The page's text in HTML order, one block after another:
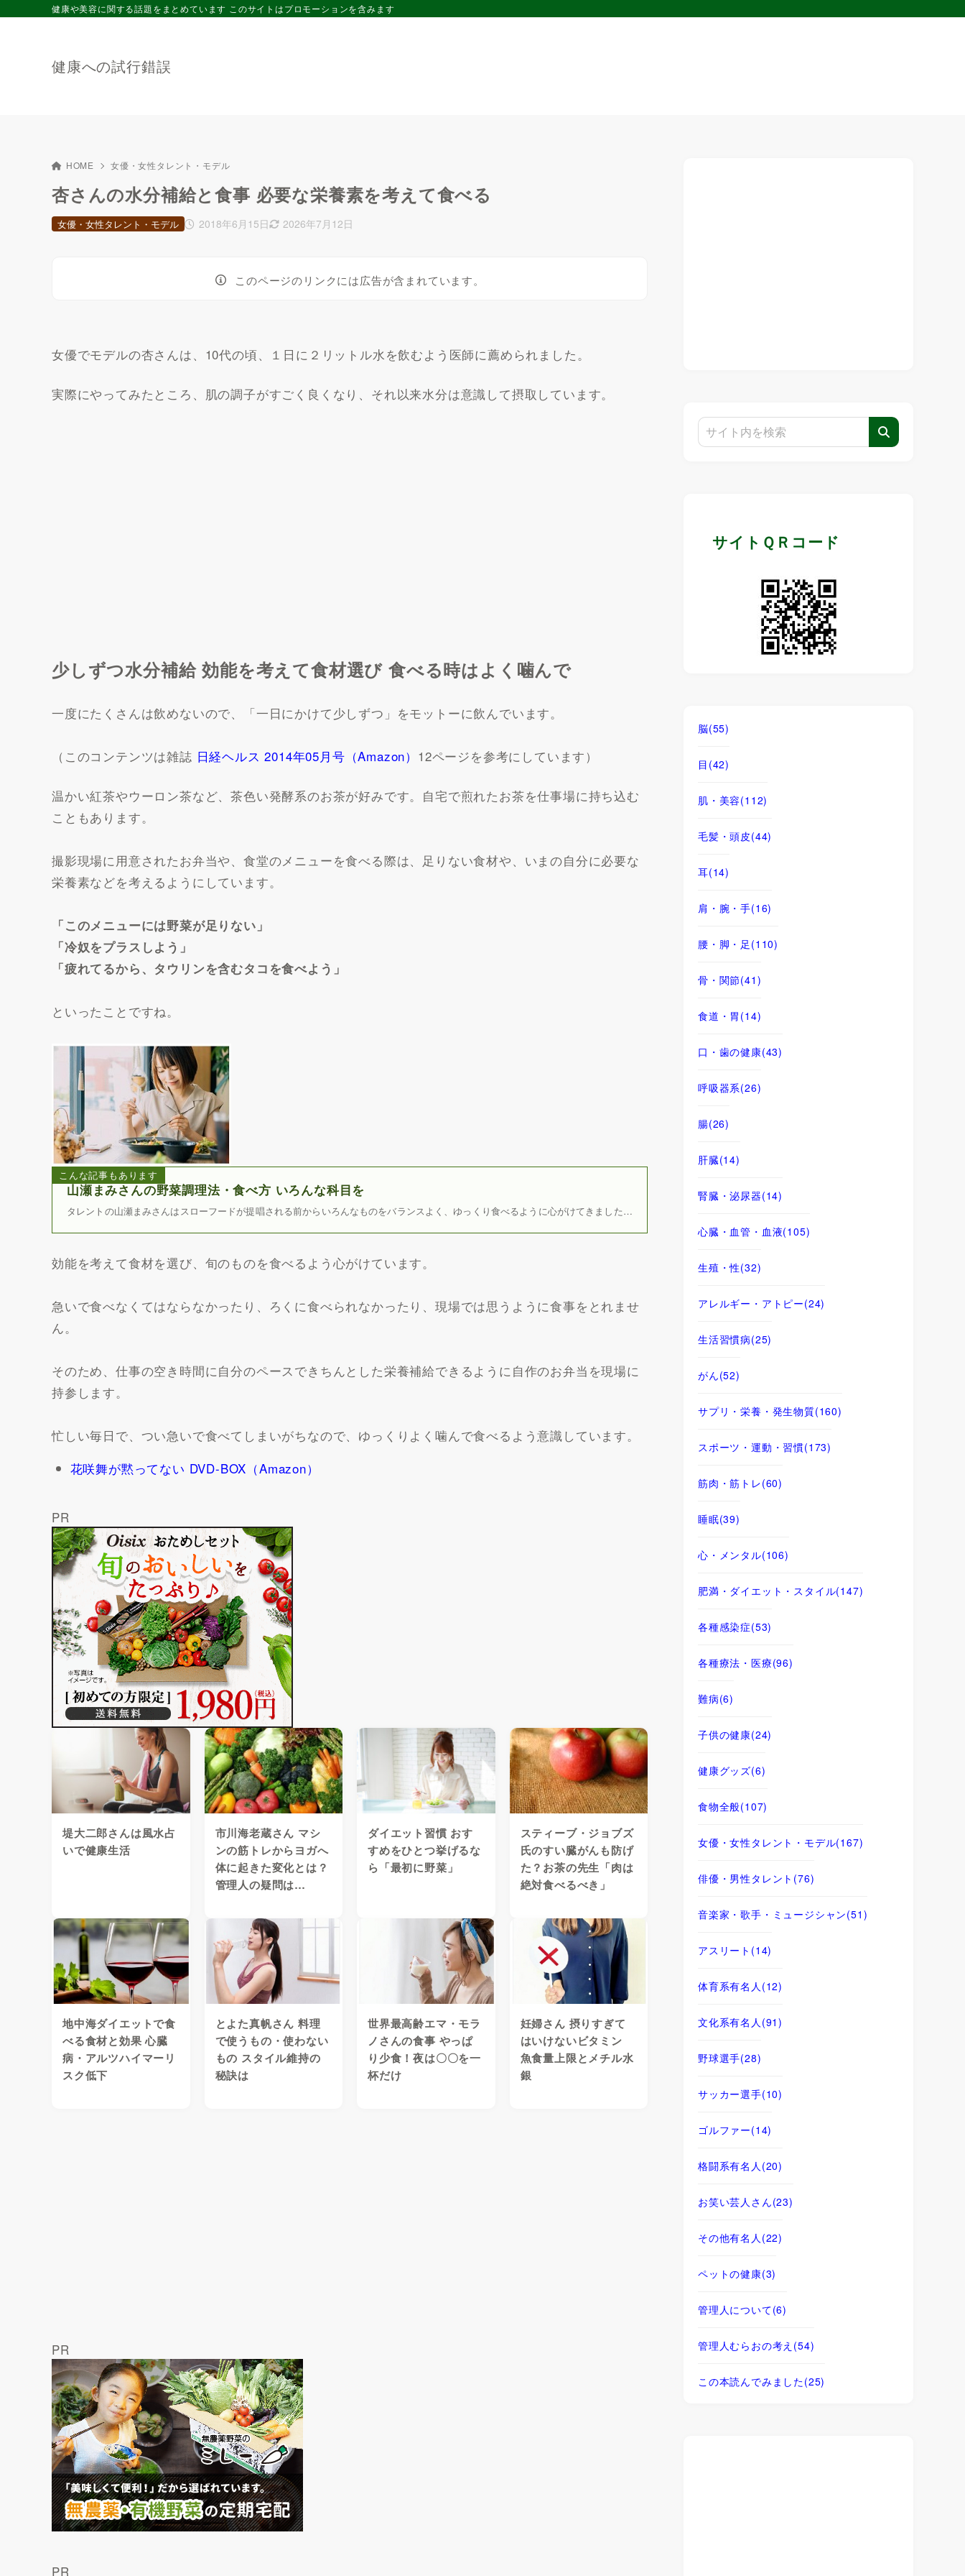
健康への試行錯誤
健康や美容に関する話題をまとめています このサイトはプロモーションを含みます
HOME 女優・女性タレント・モデル
杏さんの水分補給と食事 必要な栄養素を考えて食べる
2018年6月15日 2026年7月12日
女優・女性タレント・モデル
このページのリンクには広告が含まれています。
女優でモデルの杏さんは、10代の頃、１日に２リットル水を飲むよう医師に薦められました。
実際にやってみたところ、肌の調子がすごく良くなり、それ以来水分は意識して摂取しています。
少しずつ水分補給 効能を考えて食材選び 食べる時はよく噛んで
一度にたくさんは飲めないので、「一日にかけて少しずつ」をモットーに飲んでいます。
（このコンテンツは雑誌 日経ヘルス 2014年05月号（Amazon） 12ページを参考にしています）
温かい紅茶やウーロン茶など、茶色い発酵系のお茶が好みです。自宅で煎れたお茶を仕事場に持ち込む
こともあります。
撮影現場に用意されたお弁当や、食堂のメニューを食べる際は、足りない食材や、いまの自分に必要な
栄養素などを考えるようにしています。
「このメニューには野菜が足りない」
「冷奴をプラスしよう」
「疲れてるから、タウリンを含むタコを食べよう」
といったことですね。
こんな記事もあります
山瀬まみさんの野菜調理法・食べ方 いろんな科目を
タレントの山瀬まみさんはスローフードが提唱される前からいろんなものをバランスよく、ゆっくり食べるように心がけてきました…
効能を考えて食材を選び、旬のものを食べるよう心がけています。
急いで食べなくてはならなかったり、ろくに食べられなかったり、現場では思うように食事をとれませ
ん。
そのため、仕事の空き時間に自分のペースできちんとした栄養補給できるように自作のお弁当を現場に
持参します。
忙しい毎日で、つい急いで食べてしまいがちなので、ゆっくりよく噛んで食べるよう意識しています。
花咲舞が黙ってない DVD-BOX（Amazon）
PR
堤大二郎さんは風水占
いで健康生活
市川海老蔵さん マシ
ンの筋トレからヨガへ
体に起きた変化とは？
管理人の疑問は…
ダイエット習慣 おす
すめをひとつ挙げるな
ら「最初に野菜」
スティーブ・ジョブズ
氏のすい臓がんも防げ
た？お茶の先生「肉は
絶対食べるべき」
地中海ダイエットで食
べる食材と効果 心臓
病・アルツハイマーリ
スク低下
とよた真帆さん 料理
で使うもの・使わない
もの スタイル維持の
秘訣は
世界最高齢エマ・モラ
ノさんの食事 やっぱ
り少食！夜は〇〇を一
杯だけ
妊婦さん 摂りすぎて
はいけないビタミン
魚食量上限とメチル水
銀
PR
PR
サイトＱＲコード
脳(55)
目 (42)
肌・美容(112)
毛髪・頭皮(44)
耳(14)
肩・腕・手(16)
腰・脚・足 (110)
骨・関節(41)
食道・胃 (14)
口・歯の健康(43)
呼吸器系(26)
腸(26)
肝臓(14)
腎臓・泌尿器(14)
心臓・血管・血液(105)
生殖・性(32)
アレルギー・アトピー(24)
生活習慣病(25)
がん(52)
サプリ・栄養・発生物質(160)
スポーツ・運動・習慣(173)
筋肉・筋トレ(60)
睡眠(39)
心・メンタル(106)
肥満・ダイエット・スタイル(147)
各種感染症(53)
各種療法・医療(96)
難病(6)
子供の健康(24)
健康グッズ(6)
食物全般(107)
女優・女性タレント・モデル(167)
俳優・男性タレント (76)
音楽家・歌手・ミュージシャン(51)
アスリート (14)
体育系有名人 (12)
文化系有名人 (91)
野球選手(28)
サッカー選手(10)
ゴルファー(14)
格闘系有名人 (20)
お笑い芸人さん(23)
その他有名人 (22)
ペットの健康(3)
管理人について(6)
管理人むらおの考え (54)
この本読んでみました(25)